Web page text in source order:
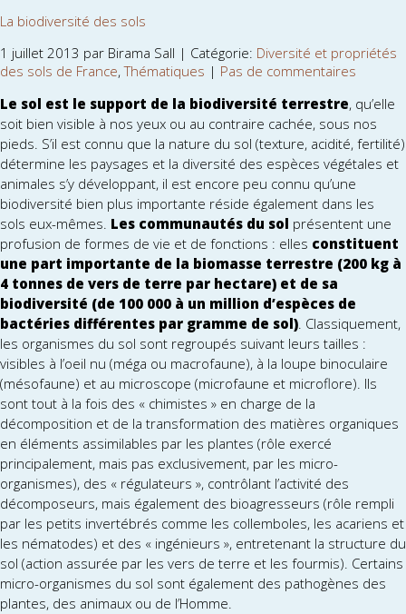
La biodiversité des sols
1 juillet 2013 par Birama Sall | Catégorie: Diversité et propriétés
des sols de France,Thématiques | Pas de commentaires
Le sol est le support de la biodiversité terrestre, qu’elle
soit bien visible à nos yeux ou au contraire cachée, sous nos
pieds. S’il est connu que la nature du sol (texture, acidité, fertilité)
détermine les paysages et la diversité des espèces végétales et
animales s’y développant, il est encore peu connu qu’une
biodiversité bien plus importante réside également dans les
sols eux-mêmes. Les communautés du sol présentent une
profusion de formes de vie et de fonctions : elles constituent
une part importante de la biomasse terrestre (200 kg à
4 tonnes de vers de terre par hectare) et de sa
biodiversité (de 100 000 à un million d’espèces de
bactéries différentes par gramme de sol). Classiquement,
les organismes du sol sont regroupés suivant leurs tailles :
visibles à l’oeil nu (méga ou macrofaune), à la loupe binoculaire
(mésofaune) et au microscope (microfaune et microflore). Ils
sont tout à la fois des « chimistes » en charge de la
décomposition et de la transformation des matières organiques
en éléments assimilables par les plantes (rôle exercé
principalement, mais pas exclusivement, par les micro-
organismes), des « régulateurs », contrôlant l’activité des
décomposeurs, mais également des bioagresseurs (rôle rempli
par les petits invertébrés comme les collemboles, les acariens et
les nématodes) et des « ingénieurs », entretenant la structure du
sol (action assurée par les vers de terre et les fourmis). Certains
micro-organismes du sol sont également des pathogènes des
plantes, des animaux ou de l’Homme.